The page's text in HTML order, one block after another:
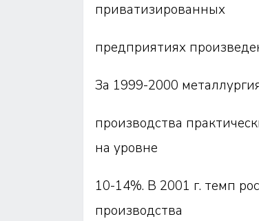
приватизированных
предприятиях
За 1999-2000
производства
на уровне
10-14%. В 2001 г. темп
производства